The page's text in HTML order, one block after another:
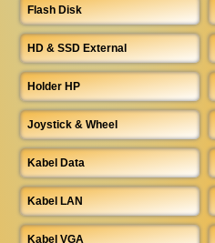
Flash Disk
HD & SSD External
Holder HP
Joystick & Wheel
Kabel Data
Kabel LAN
Kabel VGA